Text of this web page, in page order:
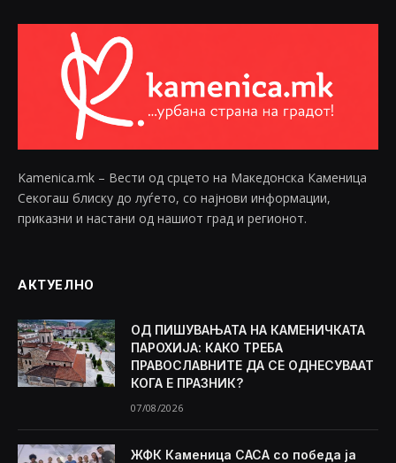
Kamenica.mk – Вести од срцето на Македонска Каменица
Секогаш блиску до луѓето, со најнови информации,
приказни и настани од нашиот град и регионот.
АКТУЕЛНО
ОД ПИШУВАЊАТА НА КАМЕНИЧКАТА
ПАРОХИЈА: КАКО ТРЕБА
ПРАВОСЛАВНИТЕ ДА СЕ ОДНЕСУВААТ
КОГА Е ПРАЗНИК?
07/08/2026
ЖФК Каменица САСА со победа ја